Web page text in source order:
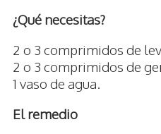
¿Qué necesitas?
2 o 3 comprimidos de
2 o 3 comprimidos de
1 vaso de agua.
El remedio